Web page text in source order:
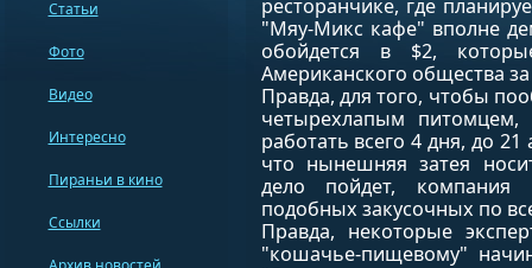
ресторанчике, где
"Мяу-Микс кафе" вполне
обойдется в $2,
Американского общества
Правда, для того, чтобы
четырехлапым питомцем,
работать всего 4 дня, до 21
что нынешняя затея
дело пойдет, компания
подобных закусочных по
Правда, некоторые
"кошачье-пищевому"
Статьи
Фото
Видео
Интересно
Пираньи в кино
Ссылки